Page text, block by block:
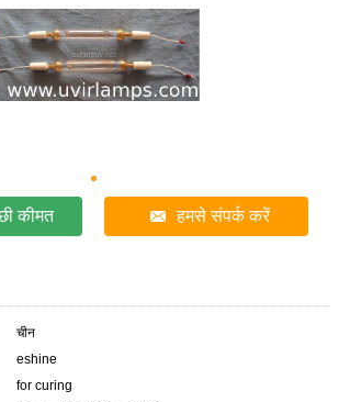
कीमत हमसे संपर्क करें
चीन
eshine
for curing